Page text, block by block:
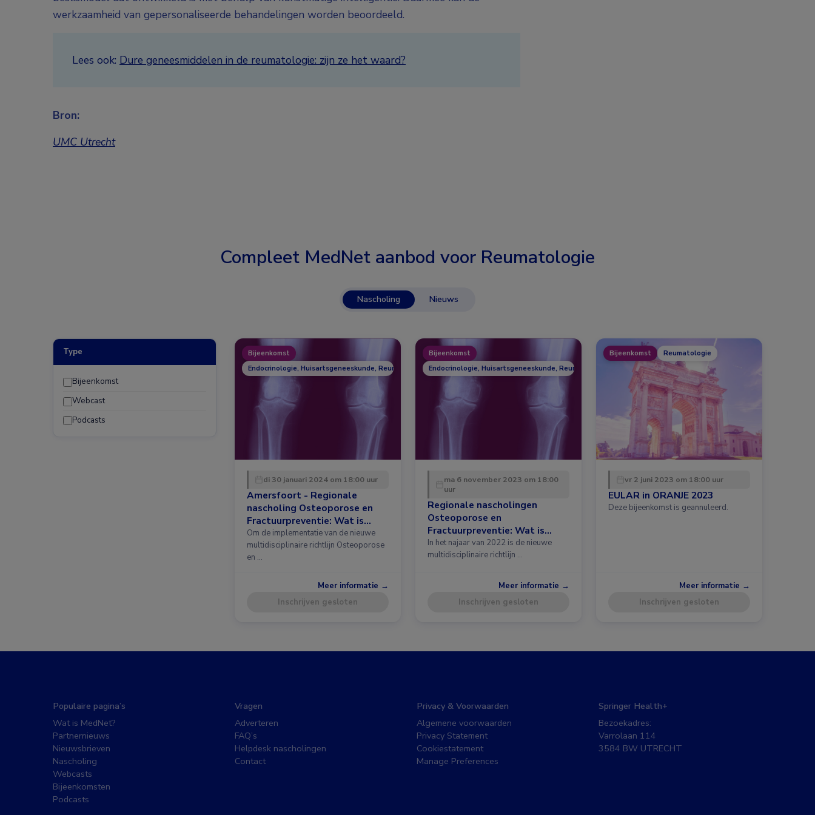
werkzaamheid van gepersonaliseerde behandelingen worden beoordeeld.
Lees ook: Dure geneesmiddelen in de reumatologie: zijn ze het waard?
Bron:
UMC Utrecht
Compleet MedNet aanbod voor Reumatologie
Nascholing Nieuws
Type
Bijeenkomst
Webcast
Podcasts
Bijeenkomst
Endocrinologie, Huisartsgeneeskunde, Reumatologie
di 30 januari 2024 om 18:00 uur
Amersfoort - Regionale
nascholing Osteoporose en
Fractuurpreventie: Wat is
nieuw in de richtlijn?
Om de implementatie van de nieuwe
multidisciplinaire richtlijn Osteoporose
en …
Meer informatie →
Inschrijven gesloten
Bijeenkomst
Endocrinologie, Huisartsgeneeskunde, Reumatologie
ma 6 november 2023 om 18:00
uur
Regionale nascholingen
Osteoporose en
Fractuurpreventie: Wat is
nieuw in de richtlijn?
In het najaar van 2022 is de nieuwe
multidisciplinaire richtlijn …
Meer informatie →
Inschrijven gesloten
Bijeenkomst Reumatologie
vr 2 juni 2023 om 18:00 uur
EULAR in ORANJE 2023
Deze bijeenkomst is geannuleerd.
Meer informatie →
Inschrijven gesloten
Populaire pagina’s
Wat is MedNet?
Partnernieuws
Nieuwsbrieven
Nascholing
Webcasts
Bijeenkomsten
Podcasts
Vragen
Adverteren
FAQ’s
Helpdesk nascholingen
Contact
Privacy & Voorwaarden
Algemene voorwaarden
Privacy Statement
Cookiestatement
Manage Preferences
Springer Health+
Bezoekadres:
Varrolaan 114
3584 BW UTRECHT